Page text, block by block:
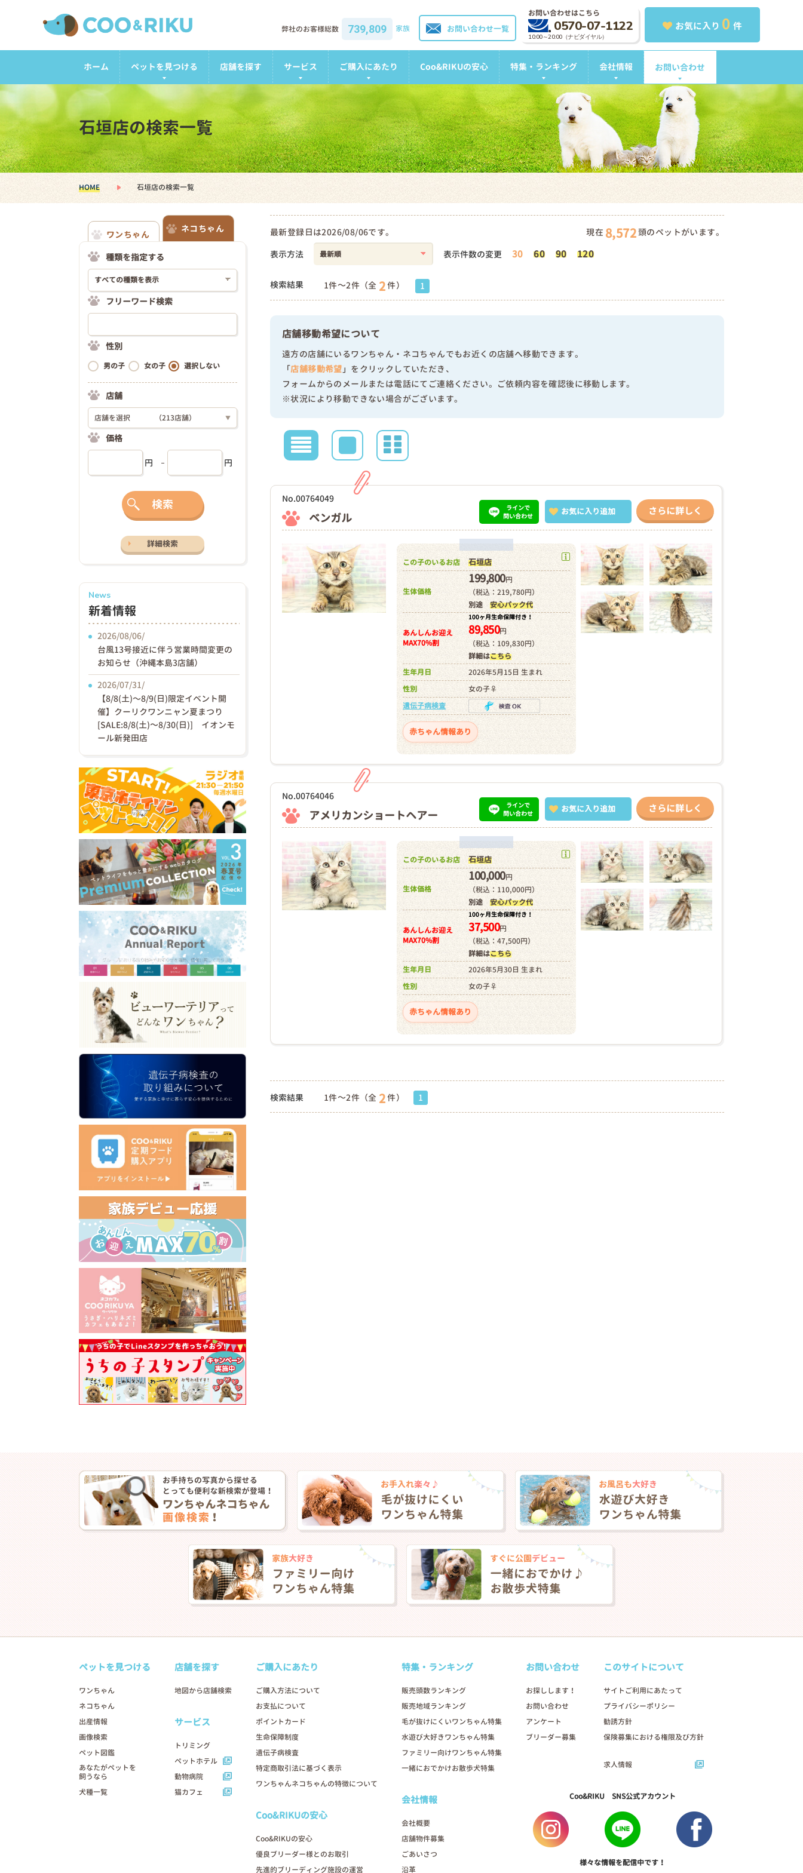
お気に入り 0 件
お問い合わせはこちら
0570-07-1122
10:00～20:00（ナビダイヤル）
お問い合わせ一覧
弊社のお客様総数 739,809 家族
ホーム ペットを見つける 店舗を探す サービス ご購入にあたり Coo&RIKUの安心 特集・ランキング 会社情報 お問い合わせ
石垣店の検索一覧
HOME 石垣店の検索一覧
現在 8,572頭のペットがいます。
最新登録日は2026/08/06です。
表示方法
表示件数の変更 30 60 90 120
検索結果 1件～2件（全 2件） 1
店舗移動希望について
遠方の店舗にいるワンちゃん・ネコちゃんでもお近くの店舗へ移動できます。
「店舗移動希望 」をクリックしていただき、
フォームからのメールまたは電話にてご連絡ください。ご依頼内容を確認後に移動します。
※状況により移動できない場合がございます。
No.00764049
ベンガル
ラインで
問い合わせ
お気に入り追加
この子のいるお店 石垣店
生体価格
199,800円
（税込：219,780円）
別途 安心パック代
あんしんお迎え
MAX70%割
100ヶ月生命保障付き！
89,850円
（税込：109,830円）
詳細はこちら
生年月日
2026年5月15日 生まれ
性別
女の子♀
遺伝子病検査
赤ちゃん情報あり
さらに詳しく
No.00764046
アメリカンショートヘアー
ラインで
問い合わせ
お気に入り追加
この子のいるお店 石垣店
生体価格
100,000円
（税込：110,000円）
別途 安心パック代
あんしんお迎え
MAX70%割
100ヶ月生命保障付き！
37,500円
（税込：47,500円）
詳細はこちら
生年月日
2026年5月30日 生まれ
性別
女の子♀
赤ちゃん情報あり
さらに詳しく
検索結果 1件～2件（全 2件） 1
ワンちゃん
ネコちゃん
種類を指定する
フリーワード検索
性別
男の子 女の子 選択しない
店舗
店舗を選択 （213店舗） ▼
価格
円 円
検索
詳細検索
News
新着情報
2026/08/06/
台風13号接近に伴う営業時間変更の
お知らせ（沖縄本島3店舗）
2026/07/31/
【8/8(土)〜8/9(日)限定イベント開
催】クーリクワンニャン夏まつり
[SALE:8/8(土)～8/30(日)] イオンモ
ール新発田店
ペットを見つける
ワンちゃん
ネコちゃん
出産情報
画像検索
ペット図鑑
あなたがペットを
飼うなら
犬種一覧
店舗を探す
地図から店舗検索
サービス
トリミング
ペットホテル
動物病院
猫カフェ
ご購入にあたり
ご購入方法について
お支払について
ポイントカード
生命保障制度
遺伝子病検査
特定商取引法に基づく表示
ワンちゃんネコちゃんの特徴について
Coo&RIKUの安心
Coo&RIKUの安心
優良ブリーダー様とのお取引
先進的ブリーディング施設の運営
特集・ランキング
販売頭数ランキング
販売地域ランキング
毛が抜けにくいワンちゃん特集
水遊び大好きワンちゃん特集
ファミリー向けワンちゃん特集
一緒におでかけお散歩犬特集
会社情報
会社概要
店舗物件募集
ごあいさつ
沿革
お問い合わせ
お探しします！
お問い合わせ
アンケート
ブリーダー募集
このサイトについて
サイトご利用にあたって
プライバシーポリシー
勧誘方針
保険募集における権限及び方針
求人情報
Coo&RIKU SNS公式アカウント
様々な情報を配信中です！